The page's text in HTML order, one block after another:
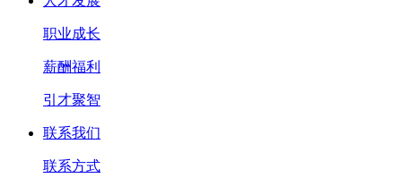
职业成长
薪酬福利
引才聚智
联系我们
联系方式